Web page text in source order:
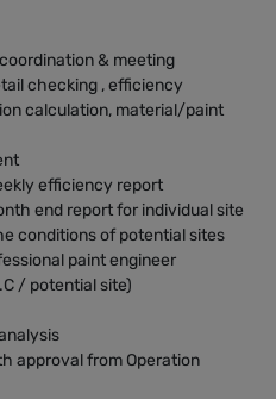
& meeting
checking , efficiency
calculation, material/paint
efficiency report
end report for individual site
conditions of potential sites
paint engineer
/ potential site)
approval from Operation